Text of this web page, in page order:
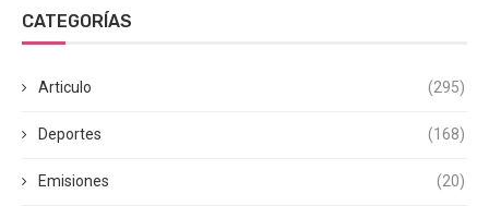
CATEGORÍAS
Articulo (295)
Deportes (168)
Emisiones (20)